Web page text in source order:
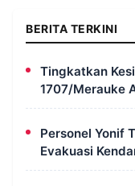
BERITA TERKINI
Tingkatkan
1707/Merauke
Petugas
Personel Yonif
Evakuasi
Terperosok ke